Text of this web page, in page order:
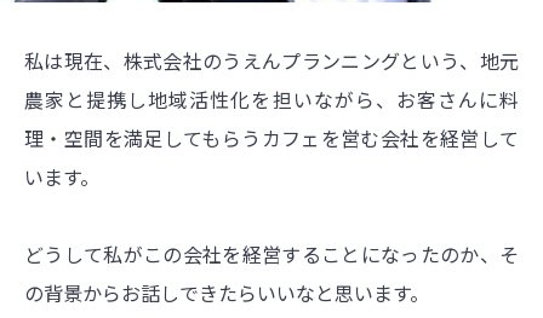
私は現在、株式会社のうえんプランニングという、地元
農家と提携し地域活性化を担いながら、お客さんに料
理・空間を満足してもらうカフェを営む会社を経営して
います。
どうして私がこの会社を経営することになったのか、そ
の背景からお話しできたらいいなと思います。